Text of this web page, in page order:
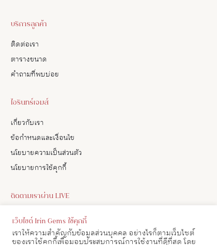
บริการลูกค้า
ติดต่อเรา
ตารางขนาด
คำถามที่พบบ่อย
ไอรินทร์เจมส์
เกี่ยวกับเรา
ข้อกำหนดและเงื่อนไข
นโยบายความเป็นส่วนตัว
นโยบายการใช้คุกกี้
ติดตามเราผ่าน LIVE
ดูอัปเดตสินค้า และ เลือกซื้อสินค้าผ่าน LIVE ของเราทาง Facebook
ได้
เว็บไซต์ Irin Gems ใช้คุกกี้
เราให้ความสำคัญกับข้อมูลส่วนบุคคล อย่างไรก็ตามเว็บไซต์
ของเราใช้คุกกี้เพื่อมอบประสบการณ์การใช้งานที่ดีที่สุด โดย